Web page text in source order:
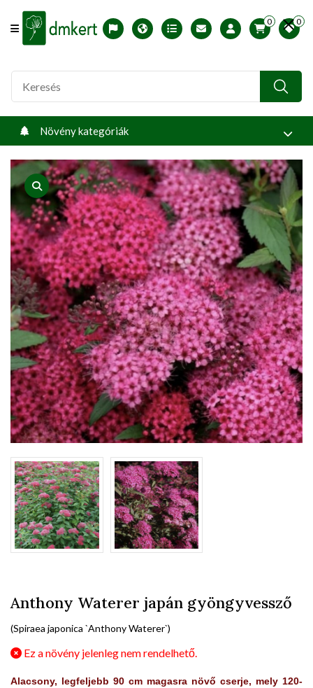
Offcanvas Menu Open
English version
Télállósági zónák
Nyomtatható ABC árjegyzék
Profilom
0 0
Növény kategóriák
product view
Anthony Waterer japán gyöngyvessző
(Spiraea japonica `Anthony Waterer`)
Ez a növény jelenleg nem rendelhető.
Alacsony, legfeljebb 90 cm magasra növő cserje, mely 120-